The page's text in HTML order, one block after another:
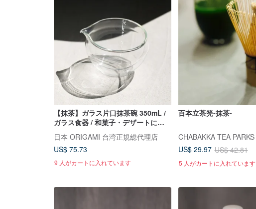
【抹茶】ガラス片口抹茶碗 350mL /
ガラス食器 / 和菓子・デザートに合
わせる茶道
日本 ORIGAMI 台湾正規総代理店
US$ 75.73
9 人がカートに入れています
百本立茶筅-抹茶-
US$ 29.97 US$ 42.81
5 人がカートに入れています